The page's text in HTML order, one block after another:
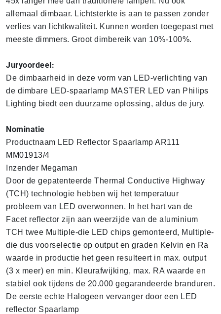
allemaal dimbaar. Lichtsterkte is aan te passen zonder
verlies van lichtkwaliteit. Kunnen worden toegepast met
meeste dimmers. Groot dimbereik van 10%-100%.
Juryoordeel:
De dimbaarheid in deze vorm van LED-verlichting van
de dimbare LED-spaarlamp MASTER LED van Philips
Lighting biedt een duurzame oplossing, aldus de jury.
Nominatie
Productnaam LED Reflector Spaarlamp AR111
MM01913/4
Inzender Megaman
Door de gepatenteerde Thermal Conductive Highway
(TCH) technologie hebben wij het temperatuur
probleem van LED overwonnen. In het hart van de
Facet reflector zijn aan weerzijde van de aluminium
TCH twee Multiple-die LED chips gemonteerd, Multiple-
die dus voorselectie op output en graden Kelvin en Ra
waarde in productie het geen resulteert in max. output
(3 x meer) en min. Kleurafwijking, max. RA waarde en
stabiel ook tijdens de 20.000 gegarandeerde branduren.
De eerste echte Halogeen vervanger door een LED
reflector Spaarlamp